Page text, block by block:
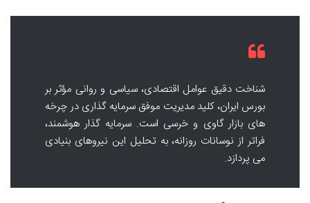
شناخت دقیق عوامل اقتصادی، سیاسی و روانی مؤثر بر
بورس ایران، کلید مدیریت موفق سرمایه گذاری در چرخه
های بازار گاوی و خرسی است. سرمایه گذار هوشمند،
فراتر از نوسانات روزانه، به تحلیل این نیروهای بنیادی
می پردازد.